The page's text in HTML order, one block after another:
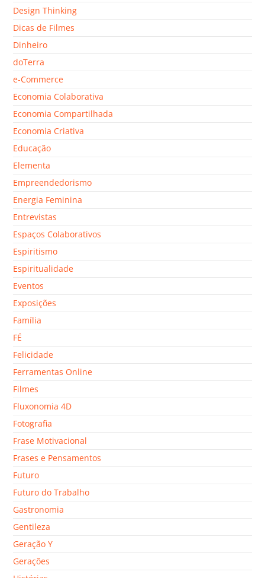
Design Thinking
Dicas de Filmes
Dinheiro
doTerra
e-Commerce
Economia Colaborativa
Economia Compartilhada
Economia Criativa
Educação
Elementa
Empreendedorismo
Energia Feminina
Entrevistas
Espaços Colaborativos
Espiritismo
Espiritualidade
Eventos
Exposições
Família
FÉ
Felicidade
Ferramentas Online
Filmes
Fluxonomia 4D
Fotografia
Frase Motivacional
Frases e Pensamentos
Futuro
Futuro do Trabalho
Gastronomia
Gentileza
Geração Y
Gerações